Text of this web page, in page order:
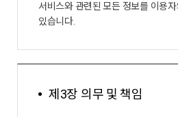
서비스와 관련된 모든 정보를 이용
있습니다.
제3장 의무 및 책임